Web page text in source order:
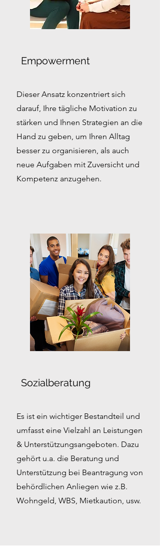
Empowerment
Dieser Ansatz konzentriert sich
darauf, Ihre tägliche Motivation zu
stärken und Ihnen Strategien an die
Hand zu geben, um Ihren Alltag
besser zu organisieren, als auch
neue Aufgaben mit Zuversicht und
Kompetenz anzugehen.
Sozialberatung
Es ist ein wichtiger Bestandteil und
umfasst eine Vielzahl an Leistungen
& Unterstützungsangeboten. Dazu
gehört u.a. die Beratung und
Unterstützung bei Beantragung von
behördlichen Anliegen wie z.B.
Wohngeld, WBS, Mietkaution, usw.